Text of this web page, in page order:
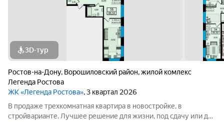
3D-тур
Ростов-на-Дону, Ворошиловский район,жилой комлекс
Легенда Ростова
ЖК «Легенда Ростова», 3 квартал 2026
В продаже трехкомнатная квартира в новостройке, в
стройварианте. Лучшее решение для жизни, под сдачу или для